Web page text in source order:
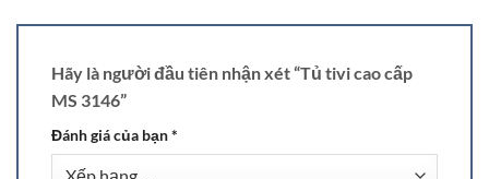
Hãy là người đầu tiên nhận xét “Tủ tivi cao cấp
MS 3146”
Đánh giá của bạn*